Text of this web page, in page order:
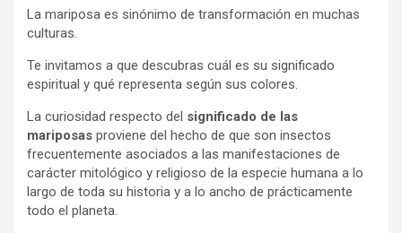
La mariposa es sinónimo de transformación en muchas
culturas.
Te invitamos a que descubras cuál es su significado
espiritual y qué representa según sus colores.
La curiosidad respecto del significado de las
mariposas proviene del hecho de que son insectos
frecuentemente asociados a las manifestaciones de
carácter mitológico y religioso de la especie humana a lo
largo de toda su historia y a lo ancho de prácticamente
todo el planeta.